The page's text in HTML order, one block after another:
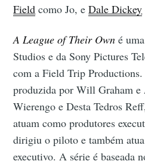
Field como Jo, eDale Dickey
A League of Their Own é
Studios e da Sony Pictures
com a Field Trip
produzida por Will Graham
Wierengo e Desta Tedros
atuam como produtores
dirigiu o piloto e também
executivo. A série é baseada